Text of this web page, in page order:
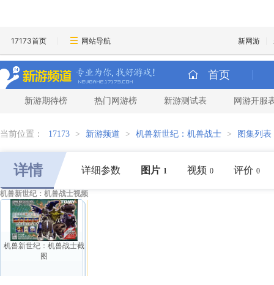
17173首页 网站导航 新网游
首页
新游期待榜 热门网游榜 新游测试表 网游开服
当前位置： 17173 > 新游频道 > 机兽新世纪：机兽战士 > 图集列表
详情 详细参数 图片 1 视频 0 评价 0
机兽新世纪：机兽战士视频
机兽新世纪：机兽战士截
图